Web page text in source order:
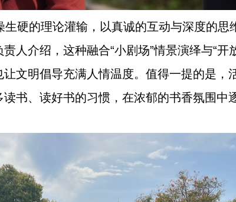
硬的理论灌输，以真诚的互动与深度的思
人介绍，这种融合“小剧场”情景演绎与“开
文明倡导充满人情温度。值得一提的是，
书、读好书的习惯，在浓郁的书香氛围中